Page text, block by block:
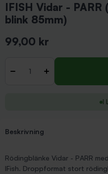
IFISH Vidar - PARR
blink 85mm)
99,00 kr
- +
I
Beskrivning
Rödingblänke Vidar - PARR
IFish. Droppformat stort